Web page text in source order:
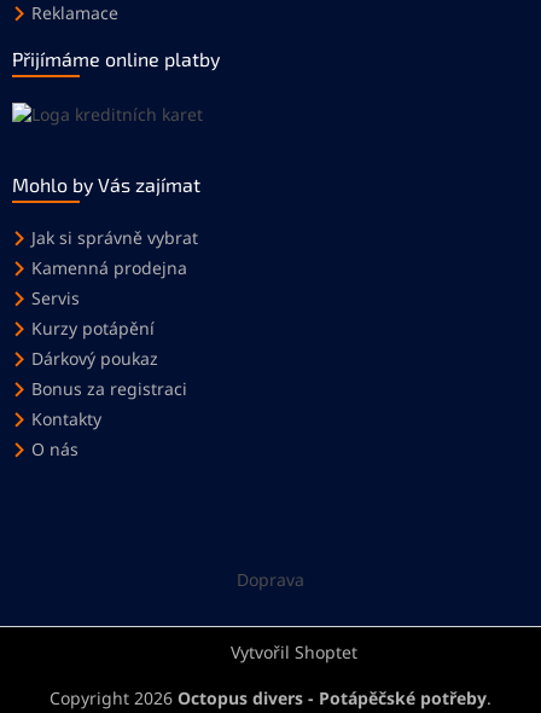
Reklamace
Přijímáme online platby
Mohlo by Vás zajímat
Jak si správně vybrat
Kamenná prodejna
Servis
Kurzy potápění
Dárkový poukaz
Bonus za registraci
Kontakty
O nás
Doprava
Vytvořil Shoptet
Copyright 2026 Octopus divers - Potápěčské potřeby.